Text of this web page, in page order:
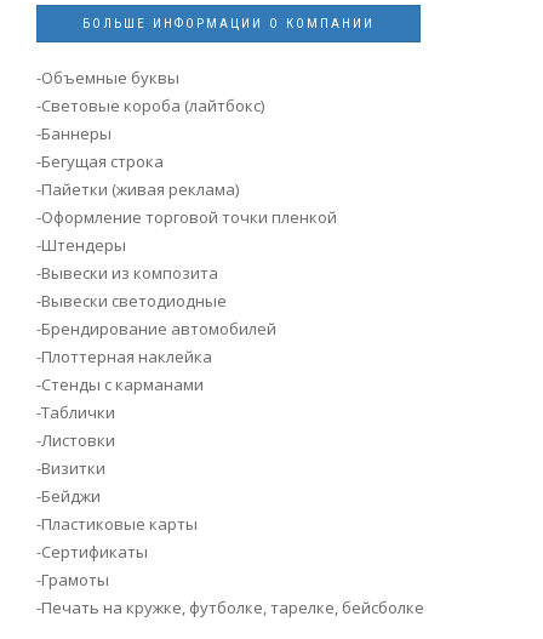
БОЛЬШЕ ИНФОРМАЦИИ О КОМПАНИИ
-Объемные буквы
-Световые короба (лайтбокс)
-Баннеры
-Бегущая строка
-Пайетки (живая реклама)
-Оформление торговой точки пленкой
-Штендеры
-Вывески из композита
-Вывески светодиодные
-Брендирование автомобилей
-Плоттерная наклейка
-Стенды с карманами
-Таблички
-Листовки
-Визитки
-Бейджи
-Пластиковые карты
-Сертификаты
-Грамоты
-Печать на кружке, футболке, тарелке, бейсболке